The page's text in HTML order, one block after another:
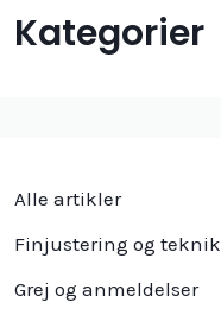
Kategorier
Alle artikler
Finjustering og teknik
Grej og anmeldelser